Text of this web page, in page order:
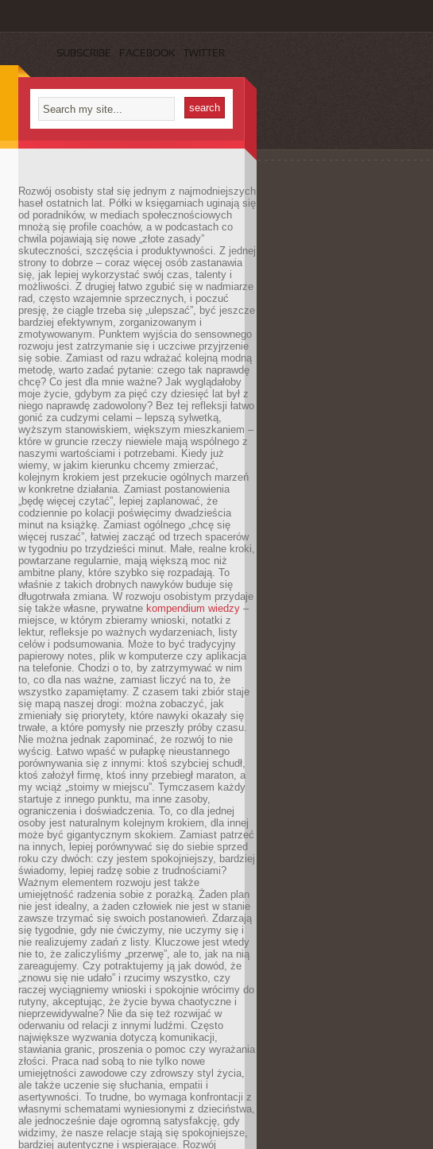
SUBSCRIBE FACEBOOK TWITTER
Rozwój osobisty stał się jednym z najmodniejszych
haseł ostatnich lat. Półki w księgarniach uginają się
od poradników, w mediach społecznościowych
mnożą się profile coachów, a w podcastach co
chwila pojawiają się nowe „złote zasady”
skuteczności, szczęścia i produktywności. Z jednej
strony to dobrze – coraz więcej osób zastanawia
się, jak lepiej wykorzystać swój czas, talenty i
możliwości. Z drugiej łatwo zgubić się w nadmiarze
rad, często wzajemnie sprzecznych, i poczuć
presję, że ciągle trzeba się „ulepszać”, być jeszcze
bardziej efektywnym, zorganizowanym i
zmotywowanym. Punktem wyjścia do sensownego
rozwoju jest zatrzymanie się i uczciwe przyjrzenie
się sobie. Zamiast od razu wdrażać kolejną modną
metodę, warto zadać pytanie: czego tak naprawdę
chcę? Co jest dla mnie ważne? Jak wyglądałoby
moje życie, gdybym za pięć czy dziesięć lat był z
niego naprawdę zadowolony? Bez tej refleksji łatwo
gonić za cudzymi celami – lepszą sylwetką,
wyższym stanowiskiem, większym mieszkaniem –
które w gruncie rzeczy niewiele mają wspólnego z
naszymi wartościami i potrzebami. Kiedy już
wiemy, w jakim kierunku chcemy zmierzać,
kolejnym krokiem jest przekucie ogólnych marzeń
w konkretne działania. Zamiast postanowienia
„będę więcej czytać”, lepiej zaplanować, że
codziennie po kolacji poświęcimy dwadzieścia
minut na książkę. Zamiast ogólnego „chcę się
więcej ruszać”, łatwiej zacząć od trzech spacerów
w tygodniu po trzydzieści minut. Małe, realne kroki,
powtarzane regularnie, mają większą moc niż
ambitne plany, które szybko się rozpadają. To
właśnie z takich drobnych nawyków buduje się
długotrwała zmiana. W rozwoju osobistym przydaje
się także własne, prywatne kompendium wiedzy –
miejsce, w którym zbieramy wnioski, notatki z
lektur, refleksje po ważnych wydarzeniach, listy
celów i podsumowania. Może to być tradycyjny
papierowy notes, plik w komputerze czy aplikacja
na telefonie. Chodzi o to, by zatrzymywać w nim
to, co dla nas ważne, zamiast liczyć na to, że
wszystko zapamiętamy. Z czasem taki zbiór staje
się mapą naszej drogi: można zobaczyć, jak
zmieniały się priorytety, które nawyki okazały się
trwałe, a które pomysły nie przeszły próby czasu.
Nie można jednak zapominać, że rozwój to nie
wyścig. Łatwo wpaść w pułapkę nieustannego
porównywania się z innymi: ktoś szybciej schudł,
ktoś założył firmę, ktoś inny przebiegł maraton, a
my wciąż „stoimy w miejscu”. Tymczasem każdy
startuje z innego punktu, ma inne zasoby,
ograniczenia i doświadczenia. To, co dla jednej
osoby jest naturalnym kolejnym krokiem, dla innej
może być gigantycznym skokiem. Zamiast patrzeć
na innych, lepiej porównywać się do siebie sprzed
roku czy dwóch: czy jestem spokojniejszy, bardziej
świadomy, lepiej radzę sobie z trudnościami?
Ważnym elementem rozwoju jest także
umiejętność radzenia sobie z porażką. Żaden plan
nie jest idealny, a żaden człowiek nie jest w stanie
zawsze trzymać się swoich postanowień. Zdarzają
się tygodnie, gdy nie ćwiczymy, nie uczymy się i
nie realizujemy zadań z listy. Kluczowe jest wtedy
nie to, że zaliczyliśmy „przerwę”, ale to, jak na nią
zareagujemy. Czy potraktujemy ją jak dowód, że
„znowu się nie udało” i rzucimy wszystko, czy
raczej wyciągniemy wnioski i spokojnie wrócimy do
rutyny, akceptując, że życie bywa chaotyczne i
nieprzewidywalne? Nie da się też rozwijać w
oderwaniu od relacji z innymi ludźmi. Często
największe wyzwania dotyczą komunikacji,
stawiania granic, proszenia o pomoc czy wyrażania
złości. Praca nad sobą to nie tylko nowe
umiejętności zawodowe czy zdrowszy styl życia,
ale także uczenie się słuchania, empatii i
asertywności. To trudne, bo wymaga konfrontacji z
własnymi schematami wyniesionymi z dzieciństwa,
ale jednocześnie daje ogromną satysfakcję, gdy
widzimy, że nasze relacje stają się spokojniejsze,
bardziej autentyczne i wspierające. Rozwój